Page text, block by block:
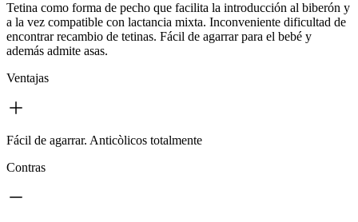
Tetina como forma de pecho que facilita la introducción al biberón y
a la vez compatible con lactancia mixta. Inconveniente dificultad de
encontrar recambio de tetinas. Fácil de agarrar para el bebé y
además admite asas.
Ventajas
Fácil de agarrar. Anticòlicos totalmente
Contras